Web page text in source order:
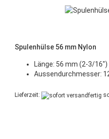
Spulenhülse 56 mm Nylon
Länge: 56 mm (2-3/16")
Aussendurchmesser:
Lieferzeit: